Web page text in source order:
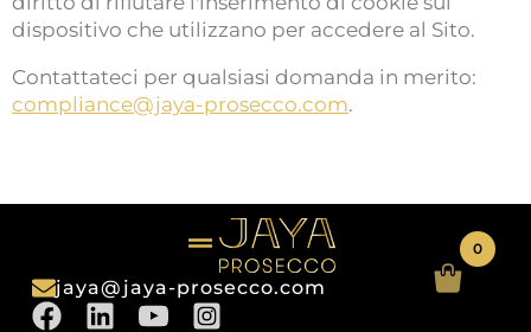
dispositivo che utilizzano per accedere al Sito.
Contattateci per qualsiasi domanda in merito:
compliance@jaya-prosecco.com.
jaya@jaya-prosecco.com
0